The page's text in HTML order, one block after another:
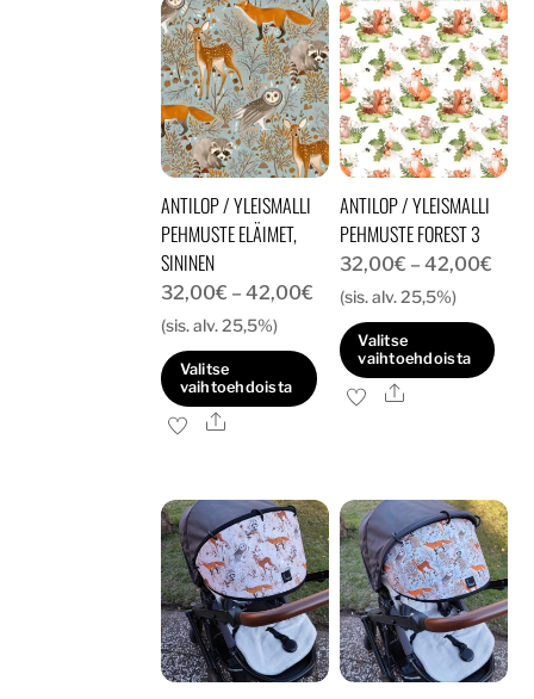
useampi
muunnelma.
Voit
tehdä
valinnat
tuotteen
sivulla.
useampi
muunnelma.
Voit
tehdä
valinnat
tuotteen
sivulla.
ANTILOP / YLEISMALLI
PEHMUSTE ELÄIMET,
SININEN
32,00€ – 42,00€ Hintaluokka:
32,00€
42,00€
(sis. alv. 25,5%)
Valitse
vaihtoehdoista
Tällä
useampi
muunnelma.
Voit
tehdä
valinnat
tuotteen
Ale
ANTILOP / YLEISMALLI
PEHMUSTE FOREST 3
32,00€ – 42,00€
(sis. alv. 25,5%)
Valitse
vaihtoehdoista
Tällä
muunnelma.
Voit
tehdä
valinnat
tuotteen
sivulla.
Ale